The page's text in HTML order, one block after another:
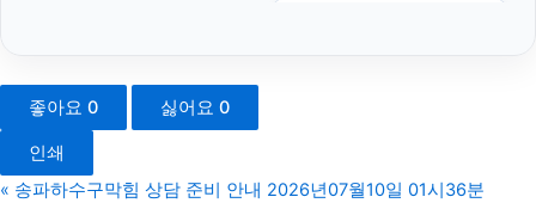
용인상간소송변호사
좋아요 0 싫어요 0
인쇄
« 송파하수구막힘 상담 준비 안내 2026년07월10일 01시36분